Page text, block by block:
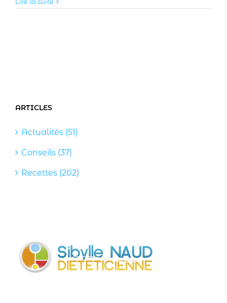
Lire la suite
ARTICLES
Actualités (51)
Conseils (37)
Recettes (202)